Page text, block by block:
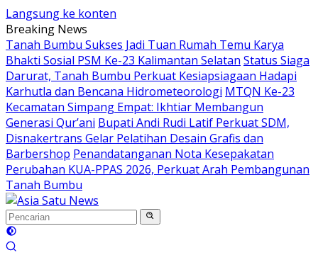
Langsung ke konten
Breaking News
Tanah Bumbu Sukses Jadi Tuan Rumah Temu Karya
Bhakti Sosial PSM Ke-23 Kalimantan Selatan Status Siaga
Darurat, Tanah Bumbu Perkuat Kesiapsiagaan Hadapi
Karhutla dan Bencana Hidrometeorologi MTQN Ke-23
Kecamatan Simpang Empat: Ikhtiar Membangun
Generasi Qur’ani Bupati Andi Rudi Latif Perkuat SDM,
Disnakertrans Gelar Pelatihan Desain Grafis dan
Barbershop Penandatanganan Nota Kesepakatan
Perubahan KUA-PPAS 2026, Perkuat Arah Pembangunan
Tanah Bumbu